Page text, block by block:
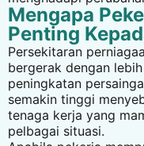
Mengapa
Penting
Persekitaran
bergerak dengan
peningkatan
semakin tinggi
tenaga kerja yang
pelbagai situasi.